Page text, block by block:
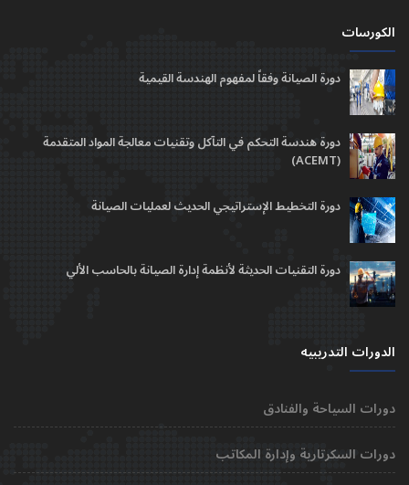
الكورسات
دورة الصيانة وفقاً لمفهوم الهندسة القيمية
دورة هندسة التحكم في التآكل وتقنيات معالجة المواد المتقدمة
(ACEMT)
دورة التخطيط الإستراتيجي الحديث لعمليات الصيانة
دورة التقنيات الحديثة لأنظمة إدارة الصيانة بالحاسب الألي
الدورات التدريبيه
دورات السياحة والفنادق
دورات السكرتارية وإدارة المكاتب